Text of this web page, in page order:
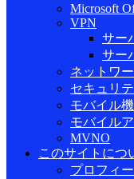
Microsoft
VPN
サー
サー
ネットワ
セキュリ
モバイル
モバイル
MVNO
このサイトにつ
プロフィ